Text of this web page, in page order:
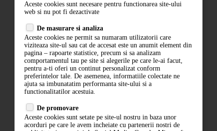
Termeni si conditii
Politica de confidentialitate
ANPC
ABONARE LA NEWSLETTER
Aceste cookies sunt necesare pentru functionarea site-ului
web si nu pot fi dezactivate
De masurare si analiza
Aceste cookies ne permit sa numaram utilizatorii care
viziteaza site-ul sau cat de accesat este un anumit element din
pagina – rapoarte statistice, precum si sa analizam
comportamentul tau pe site si alegerile pe care le-ai facut,
pentru a-ti oferi un continut personalizat conform
preferintelor tale. De asemenea, informatiile colectate ne
ajuta sa imbunatatim performanta site-ului si a
functionalitatilor acestuia.
De promovare
Aceste cookies sunt setate pe site-ul nostru in baza unor
acorduri pe care le avem incheiate cu partenerii nostri de